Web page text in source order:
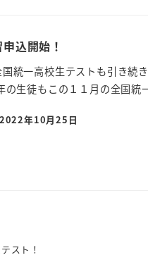
込開始！
国統一高校生テストも引き続
の生徒もこの１１月の全国
2022年10月25日
スト！